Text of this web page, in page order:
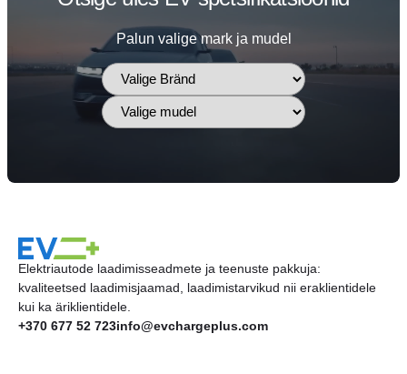
Palun valige mark ja mudel
Elektriautode laadimisseadmete ja teenuste pakkuja:
kvaliteetsed laadimisjaamad, laadimistarvikud nii eraklientidele
kui ka äriklientidele.
+370 677 52 723info@evchargeplus.com